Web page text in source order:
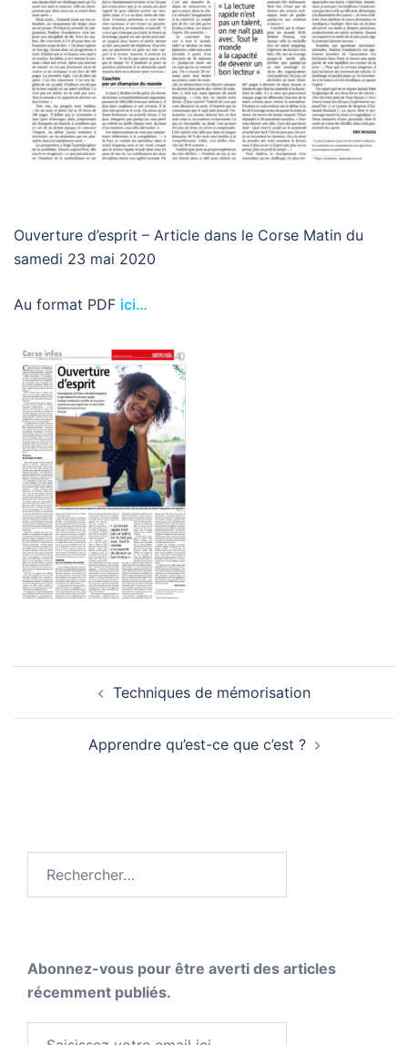
Ouverture d’esprit – Article dans le Corse Matin du
samedi 23 mai 2020
Au format PDF ici…
Techniques de mémorisation
Apprendre qu’est-ce que c’est ?
Abonnez-vous pour être averti des articles
récemment publiés.